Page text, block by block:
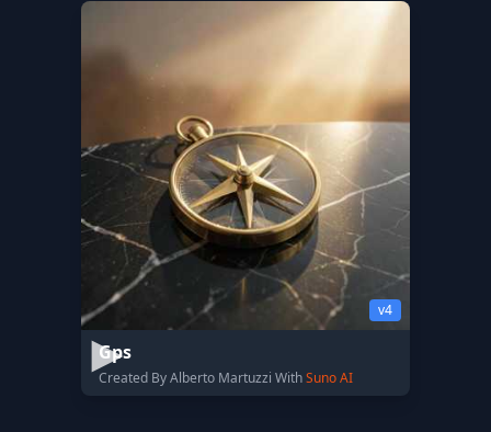
v4
Gps
Created By Alberto Martuzzi WithSuno AI